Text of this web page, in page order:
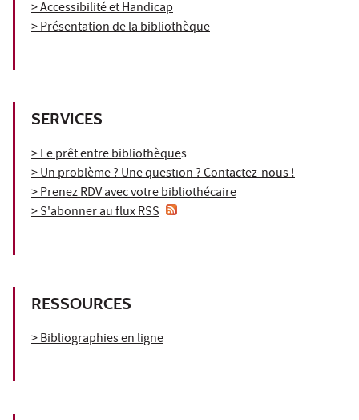
> Accessibilité et Handicap
> Présentation de la bibliothèque
SERVICES
> Le prêt entre bibliothèques
> Un problème ? Une question ? Contactez-nous !
> Prenez RDV avec votre bibliothécaire
> S'abonner au flux RSS
RESSOURCES
> Bibliographies en ligne